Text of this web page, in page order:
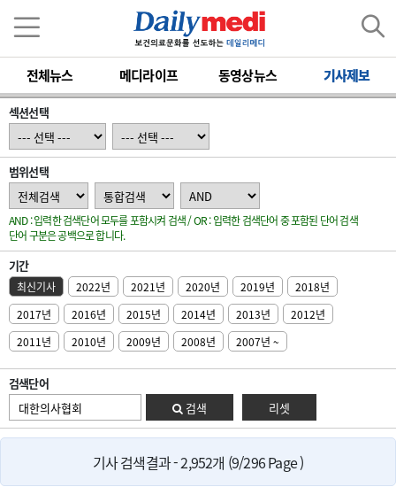
전체뉴스 메디라이프 동영상뉴스 기사제보
섹션선택
범위선택
AND : 입력한 검색단어 모두를 포함시켜 검색 / OR : 입력한 검색단어 중 포함된 단어 검색
단어 구분은 공백으로 합니다.
기간
최신기사 2022년 2021년 2020년 2019년
2018년
2017년
2016년 2015년 2014년 2013년
2012년
2011년
2010년 2009년 2008년 2007년 ~
검색단어
검색
리셋
기사 검색결과 - 2,952개 (9/296 Page )